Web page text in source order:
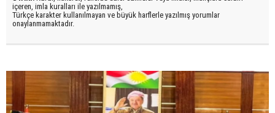
içeren, imla kuralları ile yazılmamış,
Türkçe karakter kullanılmayan ve büyük harflerle yazılmış yorumlar
onaylanmamaktadır.